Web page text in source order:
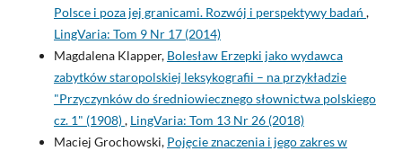
Polsce i poza jej granicami. Rozwój i perspektywy badań ,
LingVaria: Tom 9 Nr 17 (2014)
Magdalena Klapper, Bolesław Erzepki jako wydawca
zabytków staropolskiej leksykografii – na przykładzie
"Przyczynków do średniowiecznego słownictwa polskiego
cz. 1" (1908), LingVaria: Tom 13 Nr 26 (2018)
Maciej Grochowski, Pojęcie znaczenia i jego zakres w